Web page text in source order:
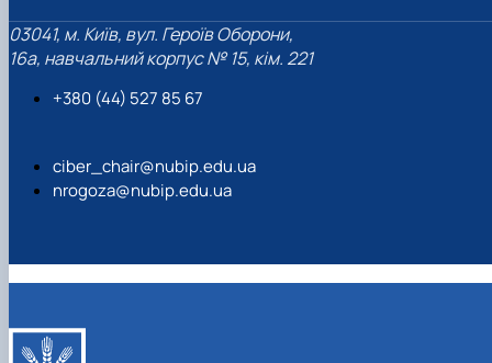
03041, м. Київ, вул. Героїв Оборони,
16а, навчальний корпус № 15, кім. 221
+380 (44) 527 85 67‬
ciber_chair@nubip.edu.ua
nrogoza@nubip.edu.ua